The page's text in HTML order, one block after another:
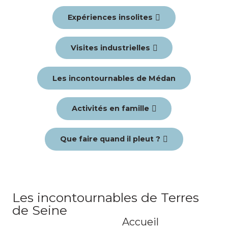
Accueil
Expériences insolites
Visites industrielles
Les incontournables de Médan
Activités en famille
Que faire quand il pleut ?
Les incontournables de Terres
de Seine